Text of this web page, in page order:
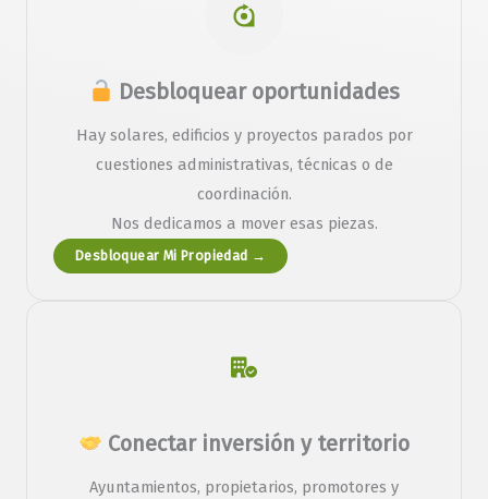
Desbloquear oportunidades
Hay solares, edificios y proyectos parados por
cuestiones administrativas, técnicas o de
coordinación.
Nos dedicamos a mover esas piezas.
Desbloquear Mi Propiedad →
Conectar inversión y territorio
Ayuntamientos, propietarios, promotores y